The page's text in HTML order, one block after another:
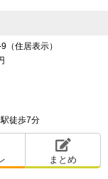
（住居表示）
徒歩7分
まとめ